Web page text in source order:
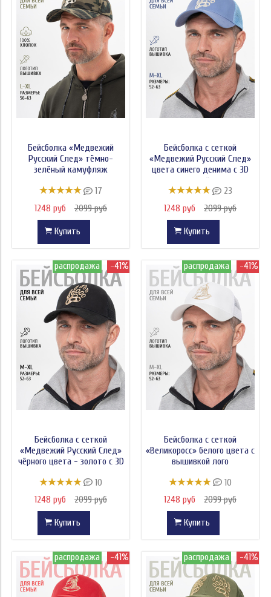
Бейсболка «Медвежий
Русский След» тёмно-
зелёный камуфляж
17
1248 руб
2099 руб
Купить
Бейсболка с сеткой
«Медвежий Русский След»
цвета синего денима с 3D
вышивкой лого
23
1248 руб
2099 руб
Купить
распродажа -41%
Бейсболка с сеткой
«Медвежий Русский След»
чёрного цвета - золото с 3D
10
1248 руб
2099 руб
Купить
распродажа -41%
Бейсболка с сеткой
«Великоросс» белого цвета с
вышивкой лого
10
1248 руб
2099 руб
Купить
распродажа -41% распродажа -41%